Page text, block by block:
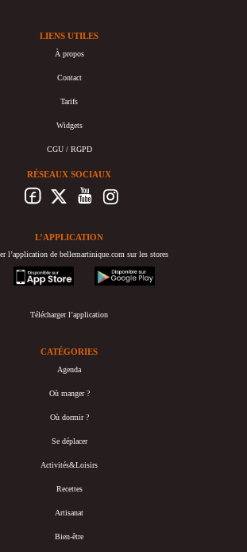
LIENS UTILES
À propos
Contact
Tarifs
Widgets
CGU / RGPD
RÉSEAUX SOCIAUX
L’APPLICATION
l’application de bellemartinique.com sur les stores
appstore
googleplay
Télécharger l’application
CATÉGORIES
Agenda
Où manger ?
Où dormir ?
Se déplacer
Activités&Loisirs
Recettes
Artisanat
Bien-être